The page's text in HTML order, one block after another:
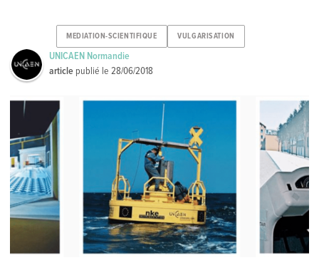
MEDIATION-SCIENTIFIQUE VULGARISATION
UNICAEN Normandie
article publié le28/06/2018